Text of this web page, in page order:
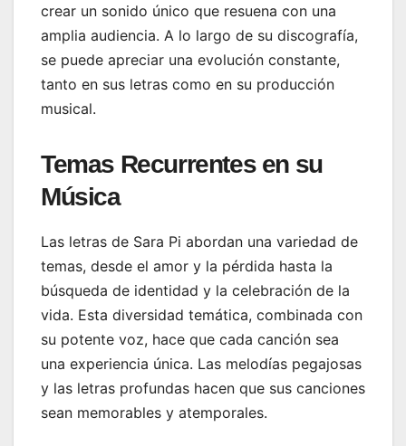
crear un sonido único que resuena con una
amplia audiencia. A lo largo de su discografía,
se puede apreciar una evolución constante,
tanto en sus letras como en su producción
musical.
Temas Recurrentes en su
Música
Las letras de Sara Pi abordan una variedad de
temas, desde el amor y la pérdida hasta la
búsqueda de identidad y la celebración de la
vida. Esta diversidad temática, combinada con
su potente voz, hace que cada canción sea
una experiencia única. Las melodías pegajosas
y las letras profundas hacen que sus canciones
sean memorables y atemporales.